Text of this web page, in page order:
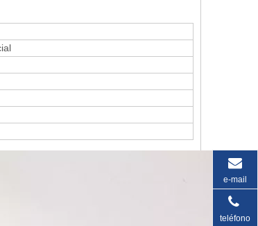
e-mail
teléfono